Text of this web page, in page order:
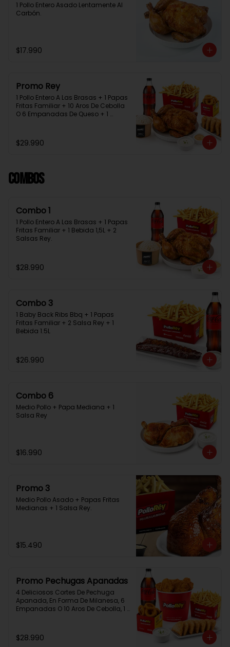
1 Pollo Entero Asado Lentamente Al
Carbón.
$17.990
Promo Rey
1 Pollo Entero A Las Brasas + 1 Papas
Fritas Familiar + 10 Aros De Cebolla
O 6 Empanadas De Queso + 1
$29.990
Combos
Combo 1
1 Pollo Entero A Las Brasas + 1 Papas
Fritas Familiar + 1 Bebida 1,5L + 2
Salsas Rey.
$28.990
Combo 3
1 Baby Back Ribs Bbq + 1 Papas
Fritas Familiar + 2 Salsa Rey + 1
Bebida 1.5L
$26.990
Combo 6
Medio Pollo + Papa Mediana + 1
Salsa Rey
$16.990
Promo 3
Medio Pollo Asado + Papas Fritas
Medianas + 1 Salsa Rey.
$15.490
Promo Pechugas Apanadas
4 Deliciosos Cortes De Pechuga
Apanada, En Forma De Milanesa, 6
Empanadas O 10 Aros De Cebolla, 1
$28.990